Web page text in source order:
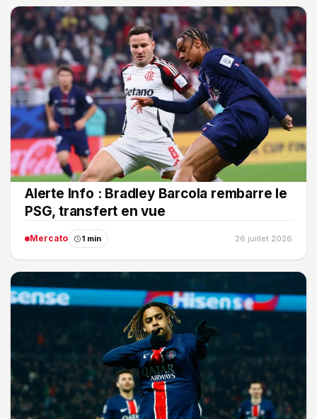
Alerte Info : Bradley Barcola rembarre le
PSG, transfert en vue
Mercato 1 min 26 juillet 2026